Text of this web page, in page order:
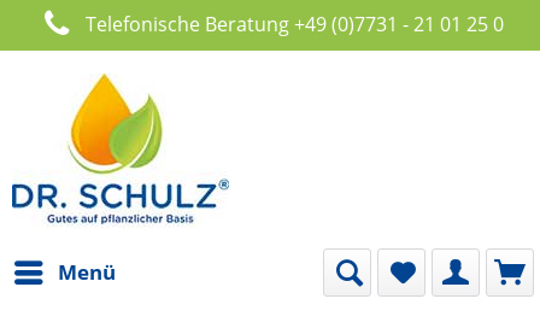
Telefonische Beratung +49 (0)7731 - 21 01 25 0
Menü